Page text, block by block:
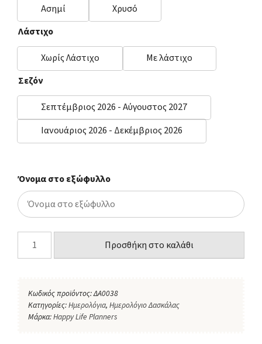
Ασημί
Χρυσό
Λάστιχο
Χωρίς Λάστιχο
Με λάστιχο
Σεζόν
Σεπτέμβριος 2026 - Αύγουστος 2027
Ιανουάριος 2026 - Δεκέμβριος 2026
Όνομα στο εξώφυλλο
Προσθήκη στο καλάθι
Κωδικός προϊόντος:ΔΑ0038
Κατηγορίες:Ημερολόγια, Ημερολόγιο Δασκάλας
Μάρκα:Happy Life Planners